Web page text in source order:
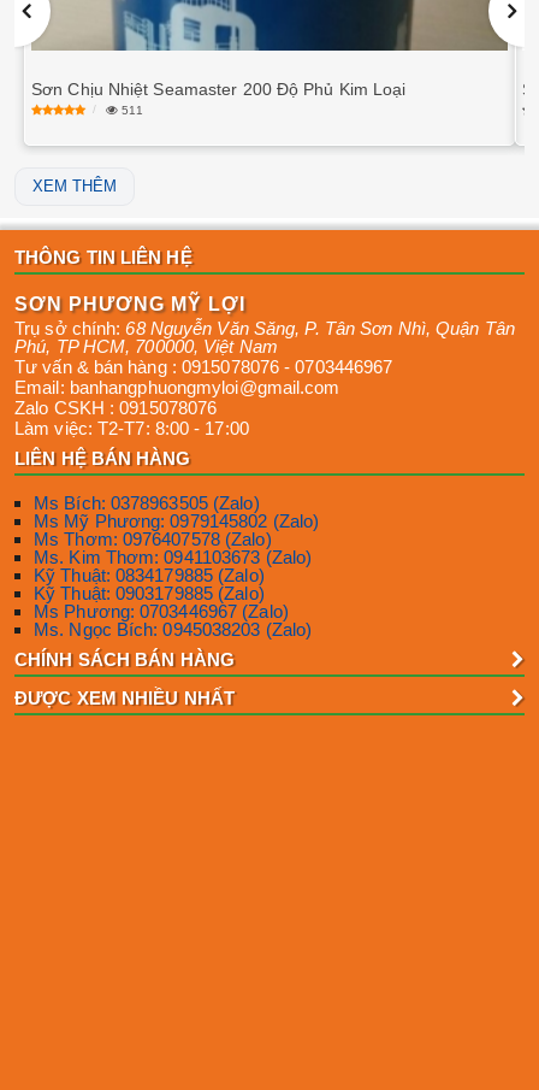
Sơn Chịu Nhiệt Seamaster 200 Độ Phủ Kim Loại
511
XEM THÊM
THÔNG TIN LIÊN HỆ
SƠN PHƯƠNG MỸ LỢI
Trụ sở chính:68 Nguyễn Văn Săng, P. Tân Sơn Nhì,Quận Tân
Phú, TP HCM, 700000, Việt Nam
Tư vấn & bán hàng : 0915078076 -0703446967
Email: banhangphuongmyloi@gmail.com
Zalo CSKH :0915078076
Làm việc: T2-T7: 8:00 - 17:00
LIÊN HỆ BÁN HÀNG
Ms Bích: 0378963505 (Zalo)
Ms Mỹ Phương: 0979145802 (Zalo)
Ms Thơm: 0976407578 (Zalo)
Ms. Kim Thơm: 0941103673 (Zalo)
Kỹ Thuật: 0834179885 (Zalo)
Kỹ Thuật: 0903179885 (Zalo)
Ms Phương: 0703446967 (Zalo)
Ms. Ngọc Bích: 0945038203 (Zalo)
CHÍNH SÁCH BÁN HÀNG
ĐƯỢC XEM NHIỀU NHẤT